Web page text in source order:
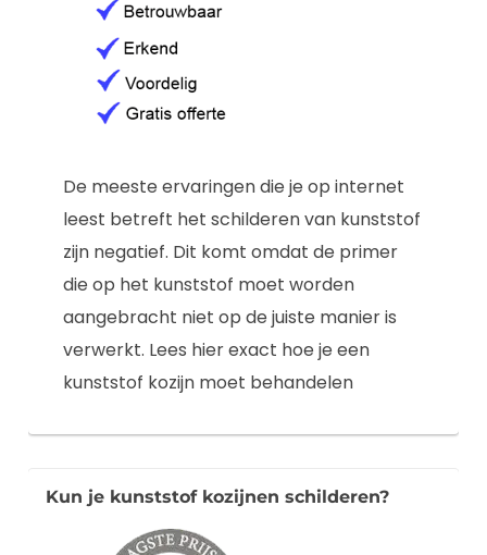
De meeste ervaringen die je op internet
leest betreft het schilderen van kunststof
zijn negatief. Dit komt omdat de primer
die op het kunststof moet worden
aangebracht niet op de juiste manier is
verwerkt. Lees hier exact hoe je een
kunststof kozijn moet behandelen
Kun je kunststof kozijnen schilderen?